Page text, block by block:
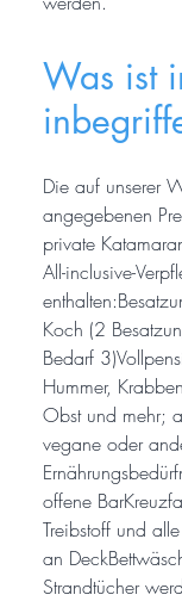
Was ist
Die auf unserer
angegebenen
private
All-inclusive-
Koch (2
Bedarf
Hummer,
Obst und mehr;
vegane oder
offene
Treibstoff und
an
Strandtücher